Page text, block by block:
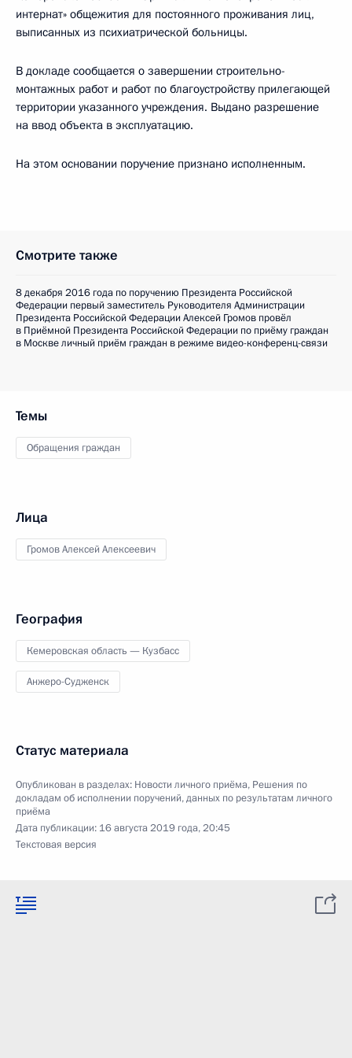
интернат» общежития для постоянного проживания лиц,
выписанных из психиатрической больницы.
В докладе сообщается о завершении строительно-
монтажных работ и работ по благоустройству прилегающей
территории указанного учреждения. Выдано разрешение
на ввод объекта в эксплуатацию.
На этом основании поручение признано исполненным.
Смотрите также
8 декабря 2016 года по поручению Президента Российской
Федерации первый заместитель Руководителя Администрации
Президента Российской Федерации Алексей Громов провёл
в Приёмной Президента Российской Федерации по приёму граждан
в Москве личный приём граждан в режиме видео-конференц-связи
Темы
Обращения граждан
Лица
Громов Алексей Алексеевич
География
Кемеровская область — Кузбасс
Анжеро-Судженск
Статус материала
Опубликован в разделах: Новости личного приёма, Решения по
докладам об исполнении поручений, данных по результатам личного
приёма
Дата публикации: 16 августа 2019 года, 20:45
Текстовая версия